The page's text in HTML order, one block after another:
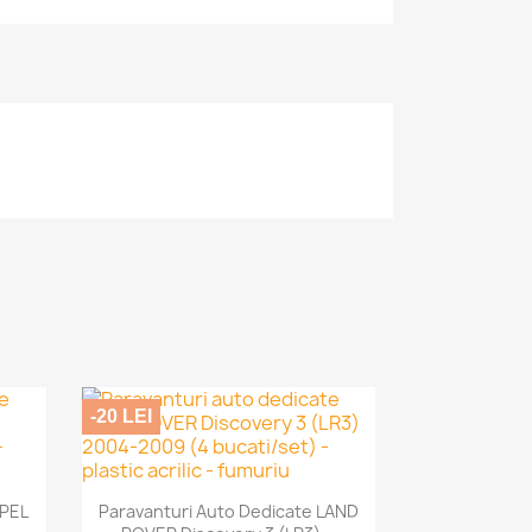
 Vizualizare rapida
Paravanturi Auto Dedicate LAND
-20 LEI